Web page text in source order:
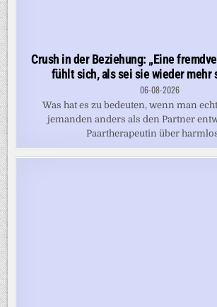
Crush in der Beziehung: „Eine
fühlt sich, als sei sie wieder mehr
06-08-2026
Was hat es zu bedeuten, wenn man
jemanden anders als den Partner
Paartherapeutin über